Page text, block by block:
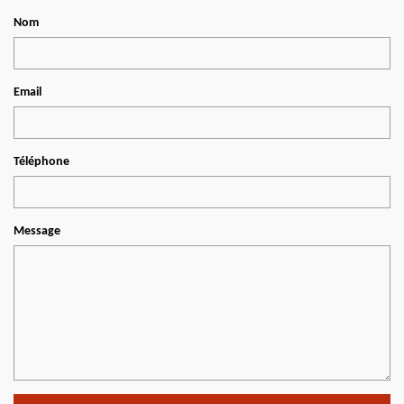
Nom
Email
Téléphone
Message